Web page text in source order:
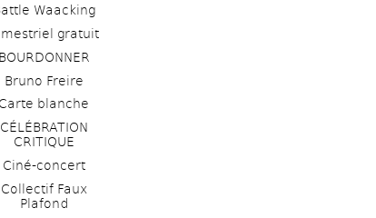
Waacking
gratuit
BOURDONNER
Bruno Freire
Carte blanche
CÉLÉBRATION
CRITIQUE
Ciné-concert
Collectif Faux
Plafond